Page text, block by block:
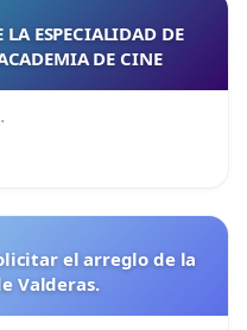
ESPECIALIDAD DE
DE CINE
el arreglo de la
Valderas.